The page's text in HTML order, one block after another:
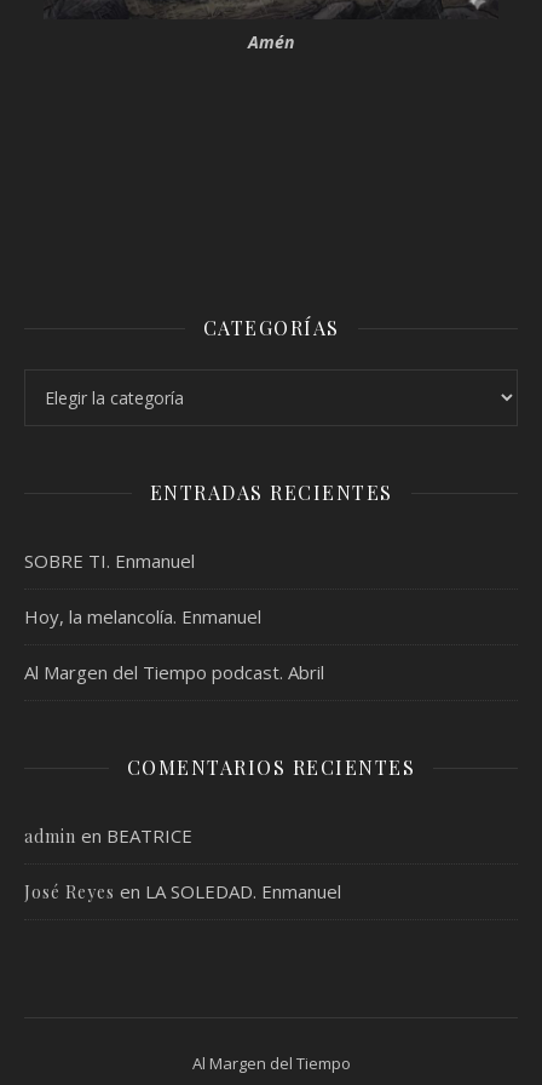
Amén
CATEGORÍAS
ENTRADAS RECIENTES
SOBRE TI. Enmanuel
Hoy, la melancolía. Enmanuel
Al Margen del Tiempo podcast. Abril
COMENTARIOS RECIENTES
admin en BEATRICE
José Reyes en LA SOLEDAD. Enmanuel
Al Margen del Tiempo